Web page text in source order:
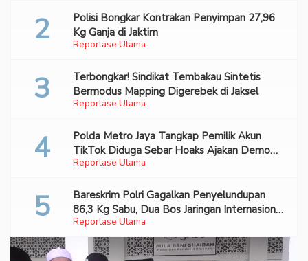
Reportase Utama
Polisi Bongkar Kontrakan Penyimpan 27,96
Kg Ganja di Jaktim
Reportase Utama
Terbongkar! Sindikat Tembakau Sintetis
Bermodus Mapping Digerebek di Jaksel
Reportase Utama
Polda Metro Jaya Tangkap Pemilik Akun
TikTok Diduga Sebar Hoaks Ajakan Demo
Turunkan Prabowo-Gibran
Reportase Utama
Bareskrim Polri Gagalkan Penyelundupan
86,3 Kg Sabu, Dua Bos Jaringan Internasional
Diburu